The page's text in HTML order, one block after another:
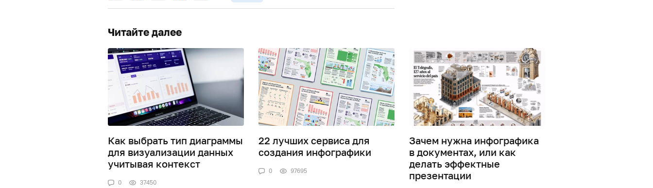
Читайте далее
Как выбрать тип диаграммы
для визуализации данных
учитывая контекст
0 37450
22 лучших сервиса для
создания инфографики
0 97695
Зачем нужна инфографика
в документах, или как
делать эффектные
презентации